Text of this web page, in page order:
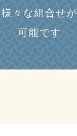
様々な組合せが
可能です